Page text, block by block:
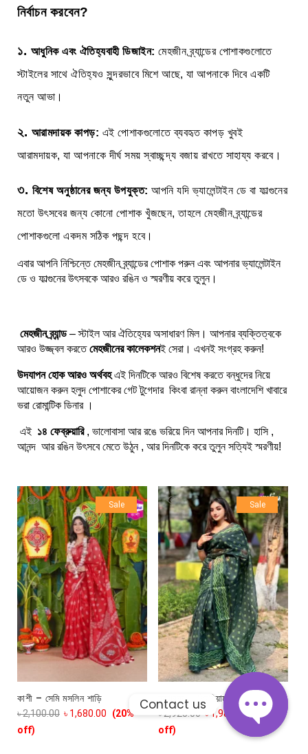
নির্বাচন করবেন?
১. আধুনিক এবং ঐতিহ্যবাহী ডিজাইন: মেহজীন ব্র্যান্ডের পোশাকগুলোতে
স্টাইলের সাথে ঐতিহ্যও সুন্দরভাবে মিশে আছে, যা আপনাকে দিবে একটি
নতুন আভা।
২. আরামদায়ক কাপড়: এই পোশাকগুলোতে ব্যবহৃত কাপড় খুবই
আরামদায়ক, যা আপনাকে দীর্ঘ সময় স্বাচ্ছন্দ্য বজায় রাখতে সাহায্য করবে।
৩. বিশেষ অনুষ্ঠানের জন্য উপযুক্ত: আপনি যদি ভ্যালেন্টাইন ডে বা ফাল্গুনের
মতো উৎসবের জন্য কোনো পোশাক খুঁজছেন, তাহলে মেহজীন ব্র্যান্ডের
পোশাকগুলো একদম সঠিক পছন্দ হবে।
এবার আপনি নিশ্চিন্তে মেহজীন ব্র্যান্ডের পোশাক পরুন এবং আপনার ভ্যালেন্টাইন
ডে ও ফাল্গুনের উৎসবকে আরও রঙিন ও স্মরণীয় করে তুলুন।
মেহজীন ব্র্যান্ড– স্টাইল আর ঐতিহ্যের অসাধারণ মিল। আপনার ব্যক্তিত্বকে
আরও উজ্জ্বল করতেমেহজীনের কালেকশনই সেরা। এখনই সংগ্রহ করুন!
উদযাপন হোক আরও অর্থবহএই দিনটিকে আরও বিশেষ করতে বন্ধুদের নিয়ে
আয়োজন করুন হলুদ পোশাকের গেট টুগেদার কিংবা রান্না করুন বাংলাদেশি খাবারে
ভরা রোমান্টিক ডিনার ।
এই ১৪ ফেব্রুয়ারি , ভালোবাসা আর রঙে ভরিয়ে দিন আপনার দিনটি। হাসি ,
আনন্দ আর রঙিন উৎসবে মেতে উঠুন , আর দিনটিকে করে তুলুন সত্যিই স্মরণীয়!
Sale
কাশী – সেমি মসলিন শাড়ি
৳2,100.00 ৳ 1,680.00
(20%
off)
Sale
কুমারিকা – প্রিমিয়াম সেমি মসলিন
৳2,925.00 ৳ 1,989.00
(32%
off)
Contact us